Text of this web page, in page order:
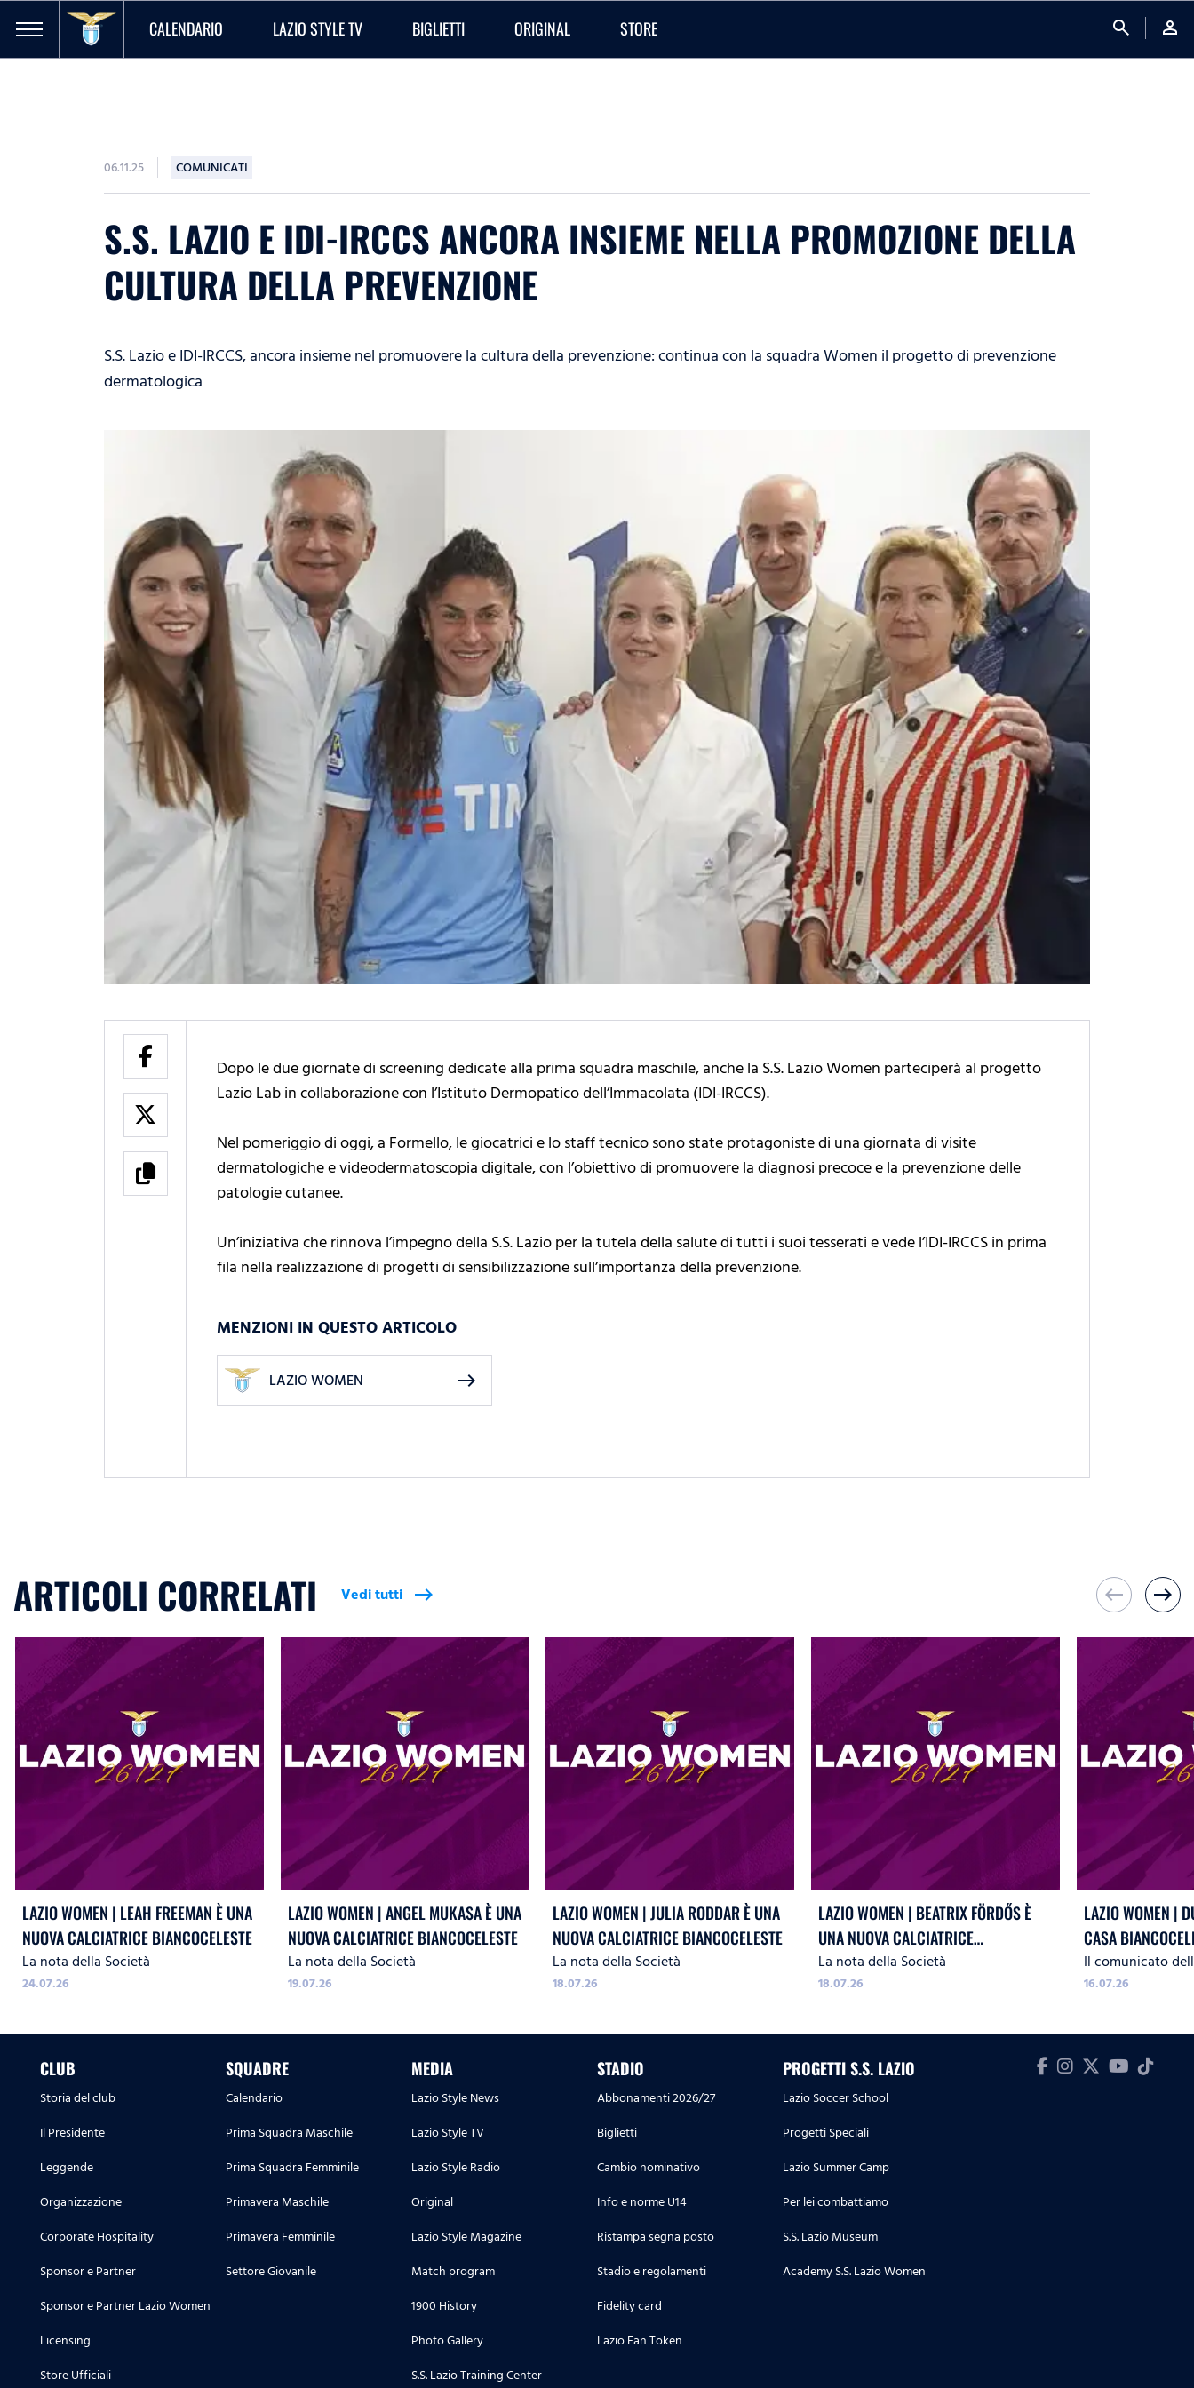
CALENDARIO LAZIO STYLE TV BIGLIETTI ORIGINAL STORE search person
06.11.25 COMUNICATI
S.S. LAZIO E IDI-IRCCS ANCORA INSIEME NELLA PROMOZIONE DELLA
CULTURA DELLA PREVENZIONE
S.S. Lazio e IDI-IRCCS, ancora insieme nel promuovere la cultura della prevenzione: continua con la squadra Women il progetto di prevenzione
dermatologica
Dopo le due giornate di screening dedicate alla prima squadra maschile, anche la S.S. Lazio Women parteciperà al progetto
Lazio Lab in collaborazione con l’Istituto Dermopatico dell’Immacolata (IDI-IRCCS).
Nel pomeriggio di oggi, a Formello, le giocatrici e lo staff tecnico sono state protagoniste di una giornata di visite
dermatologiche e videodermatoscopia digitale, con l’obiettivo di promuovere la diagnosi precoce e la prevenzione delle
patologie cutanee.
Un’iniziativa che rinnova l’impegno della S.S. Lazio per la tutela della salute di tutti i suoi tesserati e vede l’IDI-IRCCS in prima
fila nella realizzazione di progetti di sensibilizzazione sull’importanza della prevenzione.
MENZIONI IN QUESTO ARTICOLO
LAZIO WOMEN east
ARTICOLI CORRELATI Vedi tutti east west east
LAZIO WOMEN | LEAH FREEMAN È UNA
NUOVA CALCIATRICE BIANCOCELESTE
La nota della Società
24.07.26
LAZIO WOMEN | ANGEL MUKASA È UNA
NUOVA CALCIATRICE BIANCOCELESTE
La nota della Società
19.07.26
LAZIO WOMEN | JULIA RODDAR È UNA
NUOVA CALCIATRICE BIANCOCELESTE
La nota della Società
18.07.26
LAZIO WOMEN | BEATRIX FÖRDŐS È
UNA NUOVA CALCIATRICE
BIANCOCELESTE
La nota della Società
18.07.26
LAZIO WOMEN |
CASA
Il comunicato
16.07.26
CLUB
Storia del club
Il Presidente
Leggende
Organizzazione
Corporate Hospitality
Sponsor e Partner
Sponsor e Partner Lazio Women
Licensing
Store Ufficiali
SQUADRE
Calendario
Prima Squadra Maschile
Prima Squadra Femminile
Primavera Maschile
Primavera Femminile
Settore Giovanile
MEDIA
Lazio Style News
Lazio Style TV
Lazio Style Radio
Original
Lazio Style Magazine
Match program
1900 History
Photo Gallery
S.S. Lazio Training Center
STADIO
Abbonamenti 2026/27
Biglietti
Cambio nominativo
Info e norme U14
Ristampa segna posto
Stadio e regolamenti
Fidelity card
Lazio Fan Token
PROGETTI S.S. LAZIO
Lazio Soccer School
Progetti Speciali
Lazio Summer Camp
Per lei combattiamo
S.S. Lazio Museum
Academy S.S. Lazio Women